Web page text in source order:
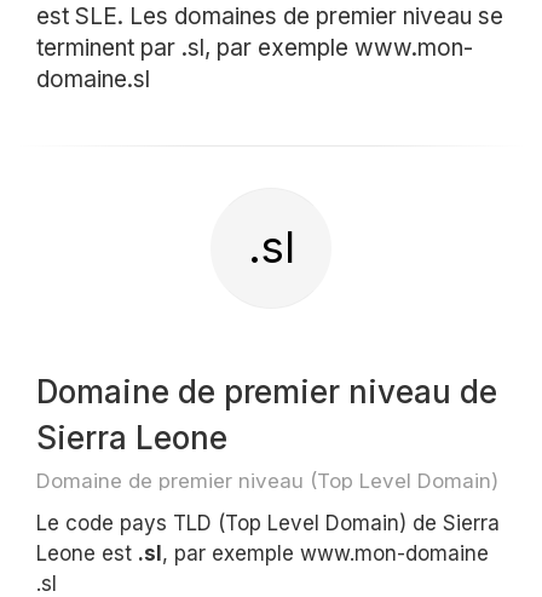
est SLE. Les domaines de premier niveau se
terminent par .sl, par exemple www.mon-
domaine.sl
.sl
Domaine de premier niveau de
Sierra Leone
Domaine de premier niveau (Top Level Domain)
Le code pays TLD (Top Level Domain) de Sierra
Leone est .sl , par exemple www.mon-domaine
.sl